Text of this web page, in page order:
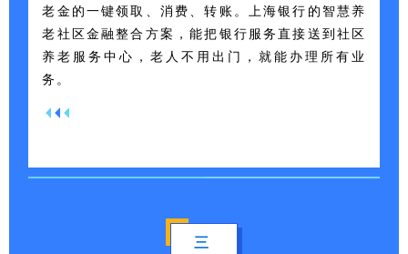
老金的一键领取、消费、转账。上海银行的智慧养
老社区金融整合方案，能把银行服务直接送到社区
养老服务中心，老人不用出门，就能办理所有业
务。
三